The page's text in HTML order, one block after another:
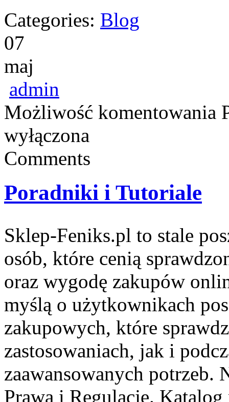
Categories: Blog
07
maj
admin
Możliwość komentowania
wyłączona
Comments
Poradniki i Tutoriale
Sklep-Feniks.pl to stale
osób, które cenią
oraz wygodę zakupów
myślą o użytkownikach
zakupowych, które
zastosowaniach, jak i
zaawansowanych
Prawa i Regulacje.